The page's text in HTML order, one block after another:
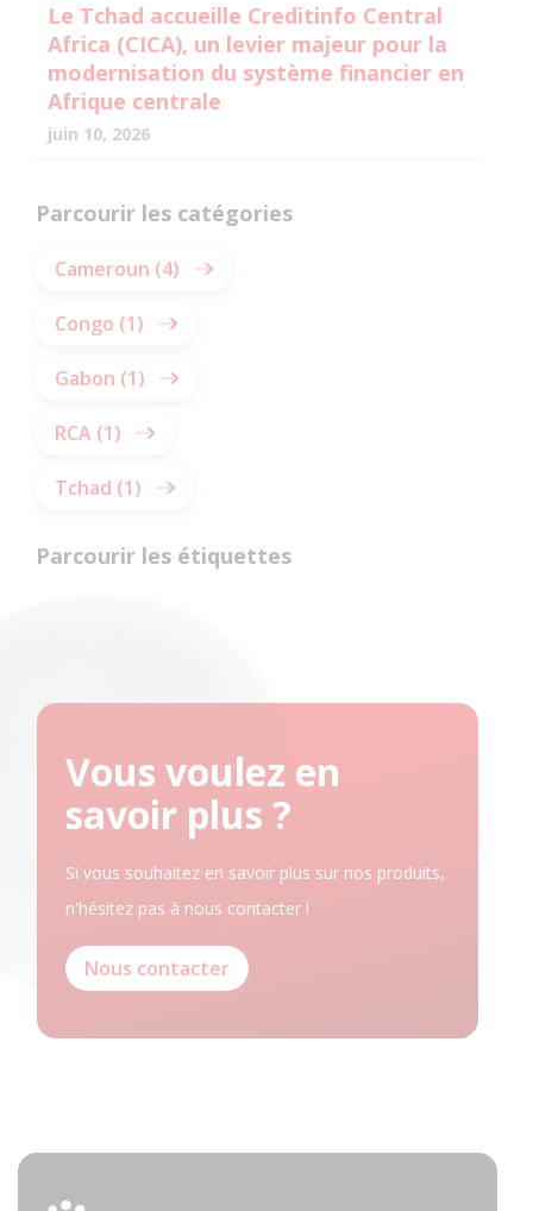
Le Tchad accueille Creditinfo Central
Africa (CICA), un levier majeur pour la
modernisation du système financier en
Afrique centrale
juin 10, 2026
Parcourir les catégories
Cameroun (4)
Congo (1)
Gabon (1)
RCA (1)
Tchad (1)
Parcourir les étiquettes
Vous voulez en
savoir plus ?
Si vous souhaitez en savoir plus sur nos produits,
n'hésitez pas à nous contacter !
Nous contacter